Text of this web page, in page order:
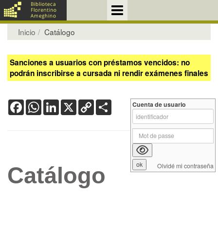
Inicio Catálogo
Sanciones a usuarios con préstamos vencidos: no
podrán inscribirse a cursada ni rendir exámenes finales
FacebookWhatsApp
LinkedIn
X Copy
Link
Catálogo
Cuenta de usuario
Olvidé mi contraseña